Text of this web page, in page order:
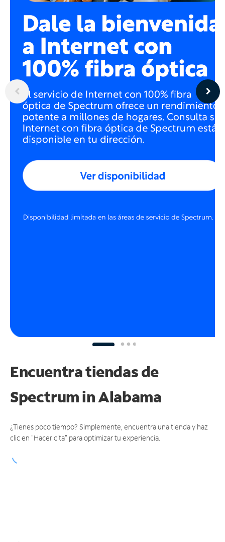
Encuentra tiendas de
Spectrumin Alabama
¿Tienes poco tiempo? Simplemente, encuentra una tienda y haz
clic en "Hacer cita" para optimizar tu experiencia.